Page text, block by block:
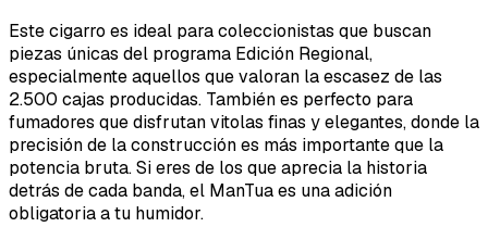
Este cigarro es ideal para coleccionistas que buscan
piezas únicas del programa Edición Regional,
especialmente aquellos que valoran la escasez de las
2.500 cajas producidas. También es perfecto para
fumadores que disfrutan vitolas finas y elegantes, donde la
precisión de la construcción es más importante que la
potencia bruta. Si eres de los que aprecia la historia
detrás de cada banda, el ManTua es una adición
obligatoria a tu humidor.